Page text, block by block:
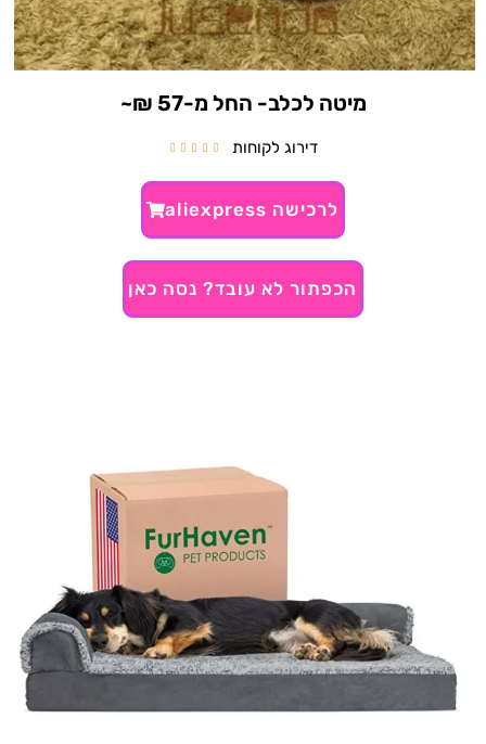
מיטה לכלב- החל מ-57 ₪~
דירוג לקוחות 




לרכישה aliexpress
הכפתור לא עובד? נסה כאן